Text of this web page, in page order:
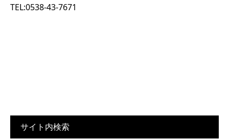
TEL:0538-43-7671
サイト内検索